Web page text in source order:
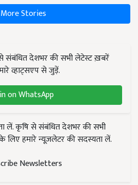
More Stories
संबंधित देशभर की सभी लेटेस्ट ख़बरें
व्हाट्सएप से जुड़ें.
on WhatsApp
लें. कृषि से संबंधित देशभर की सभी
हमारे न्यूज़लेटर की सदस्यता लें.
Newsletters